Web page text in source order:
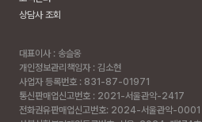
상담사 조회
대표이사 : 송슬옹
개인정보관리책임자 : 김소현
사업자 등록번호 : 831-87-01971
통신판매업신고번호 : 2021-서울관악-2417
전화권유판매업신고번호: 2024-서울관악-0001